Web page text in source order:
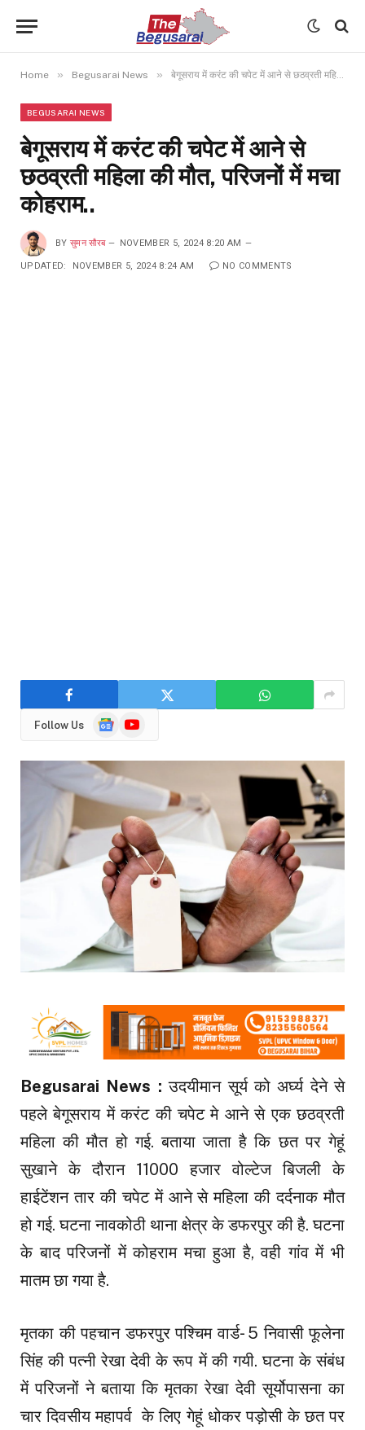
Home » Begusarai News » बेगूसराय में करंट की चपेट में आने से छठव्रती महिला की मौत, परिजनों में मचा कोहराम..
BEGUSARAI NEWS
बेगूसराय में करंट की चपेट में आने से
छठव्रती महिला की मौत, परिजनों में मचा
कोहराम..
BY सुमन सौरब NOVEMBER 5, 2024 8:20 AM
UPDATED: NOVEMBER 5, 2024 8:24 AM NO COMMENTS
Follow Us
GoogleYouTube
Begusarai News : उदयीमान सूर्य को अर्घ्य देने से
पहले बेगूसराय में करंट की चपेट मे आने से एक छठव्रती
महिला की मौत हो गई. बताया जाता है कि छत पर गेहूं
सुखाने के दौरान 11000 हजार वोल्टेज बिजली के
हाईटेंशन तार की चपेट में आने से महिला की दर्दनाक मौत
हो गई. घटना नावकोठी थाना क्षेत्र के डफरपुर की है. घटना
के बाद परिजनों में कोहराम मचा हुआ है, वही गांव में भी
मातम छा गया है.
मृतका की पहचान डफरपुर पश्चिम वार्ड- 5 निवासी फूलेना
सिंह की पत्नी रेखा देवी के रूप में की गयी. घटना के संबंध
में परिजनों ने बताया कि मृतका रेखा देवी सूर्योपासना का
चार दिवसीय महापर्व के लिए गेहूं धोकर पड़ोसी के छत पर